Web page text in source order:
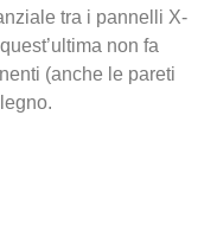
tra i pannelli X-
non fa
(anche le pareti